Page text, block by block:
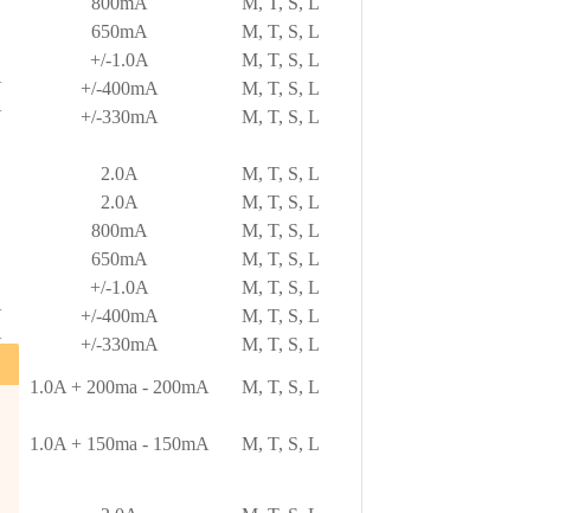
650mA
M, T, S, L
+/-1.0A
M, T, S, L
+/-400mA
M, T, S, L
+/-330mA M, T, S, L
2.0A
M, T, S, L
2.0A
M, T, S, L
800mA
M, T, S, L
650mA
M, T, S, L
+/-1.0A
M, T, S, L
+/-400mA
M, T, S, L
+/-330mA M, T, S, L
1.0A + 200ma - 200mA M, T, S, L
1.0A + 150ma - 150mA M, T, S, L